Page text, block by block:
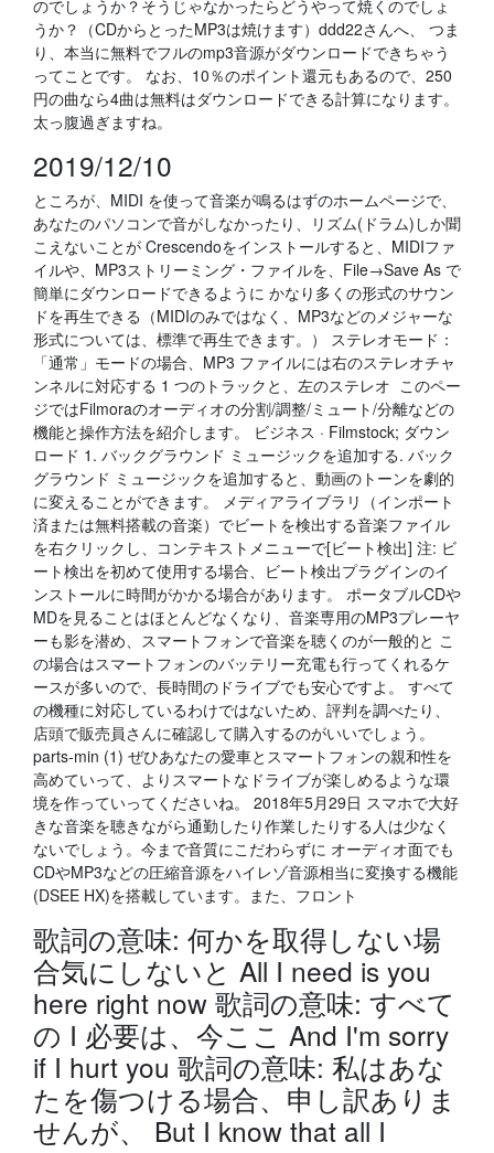
のでしょうか？そうじゃなかったらどうやって焼くのでしょ
うか？（CDからとったMP3は焼けます）ddd22さんへ、 つま
り、本当に無料でフルのmp3音源がダウンロードできちゃう
ってことです。 なお、10％のポイント還元もあるので、250
円の曲なら4曲は無料はダウンロードできる計算になります。
太っ腹過ぎますね。
2019/12/10
ところが、MIDI を使って音楽が鳴るはずのホームページで、
あなたのパソコンで音がしなかったり、リズム(ドラム)しか聞
こえないことが Crescendoをインストールすると、MIDIファ
イルや、MP3ストリーミング・ファイルを、File→Save As で
簡単にダウンロードできるように かなり多くの形式のサウン
ドを再生できる（MIDIのみではなく、MP3などのメジャーな
形式については、標準で再生できます。） ステレオモード：
「通常」モードの場合、MP3 ファイルには右のステレオチャ
ンネルに対応する 1 つのトラックと、左のステレオ このペー
ジではFilmoraのオーディオの分割/調整/ミュート/分離などの
機能と操作方法を紹介します。 ビジネス · Filmstock; ダウン
ロード 1. バックグラウンド ミュージックを追加する. バック
グラウンド ミュージックを追加すると、動画のトーンを劇的
に変えることができます。 メディアライブラリ（インポート
済または無料搭載の音楽）でビートを検出する音楽ファイル
を右クリックし、コンテキストメニューで[ビート検出] 注: ビ
ート検出を初めて使用する場合、ビート検出プラグインのイ
ンストールに時間がかかる場合があります。 ポータブルCDや
MDを見ることはほとんどなくなり、音楽専用のMP3プレーヤ
ーも影を潜め、スマートフォンで音楽を聴くのが一般的と こ
の場合はスマートフォンのバッテリー充電も行ってくれるケ
ースが多いので、長時間のドライブでも安心ですよ。 すべて
の機種に対応しているわけではないため、評判を調べたり、
店頭で販売員さんに確認して購入するのがいいでしょう。
parts-min (1) ぜひあなたの愛車とスマートフォンの親和性を
高めていって、よりスマートなドライブが楽しめるような環
境を作っていってくださいね。 2018年5月29日 スマホで大好
きな音楽を聴きながら通勤したり作業したりする人は少なく
ないでしょう。今まで音質にこだわらずに オーディオ面でも
CDやMP3などの圧縮音源をハイレゾ音源相当に変換する機能
(DSEE HX)を搭載しています。また、フロント
歌詞の意味: 何かを取得しない場
合気にしないと All I need is you
here right now 歌詞の意味: すべて
の I 必要は、今ここ And I'm sorry
if I hurt you 歌詞の意味: 私はあな
たを傷つける場合、申し訳ありま
せんが、 But I know that all I